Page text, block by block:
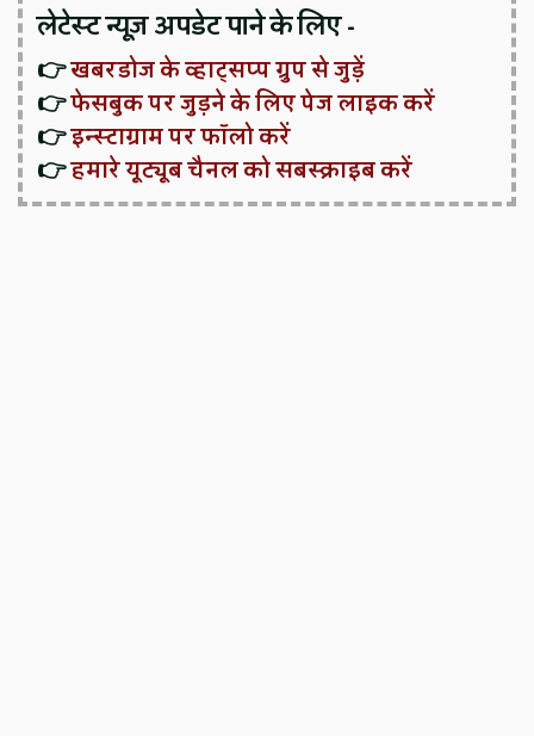
लेटेस्ट न्यूज़ अपडेट पाने के लिए -
👉खबरडोज के व्हाट्सप्प ग्रुप से जुड़ें
👉फेसबुक पर जुड़ने के लिए पेज लाइक करें
👉इन्स्टाग्राम पर फॉलो करें
👉हमारे यूट्यूब चैनल को सबस्क्राइब करें